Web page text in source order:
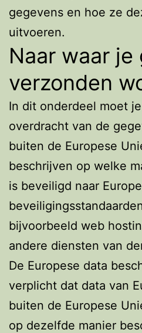
gegevens en hoe ze
uitvoeren.
Naar waar je
verzonden
In dit onderdeel moet
overdracht van de
buiten de Europese
beschrijven op welke
is beveiligd naar
bijvoorbeeld web
andere diensten van
De Europese data
verplicht dat data van
buiten de Europese
op dezelfde manier